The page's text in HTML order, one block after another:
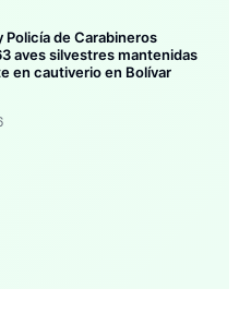
Policía de Carabineros
aves silvestres mantenidas
en cautiverio en Bolívar